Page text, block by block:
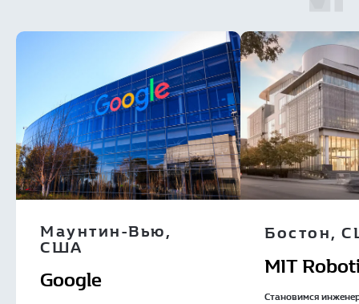
Маунтин-Вью,
США
Google
Бостон,
MIT
Становимся